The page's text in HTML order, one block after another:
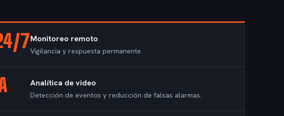
7Monitoreo remoto
Vigilancia y respuesta permanente.
Analítica de video
Detección de eventos y reducción de falsas alarmas.